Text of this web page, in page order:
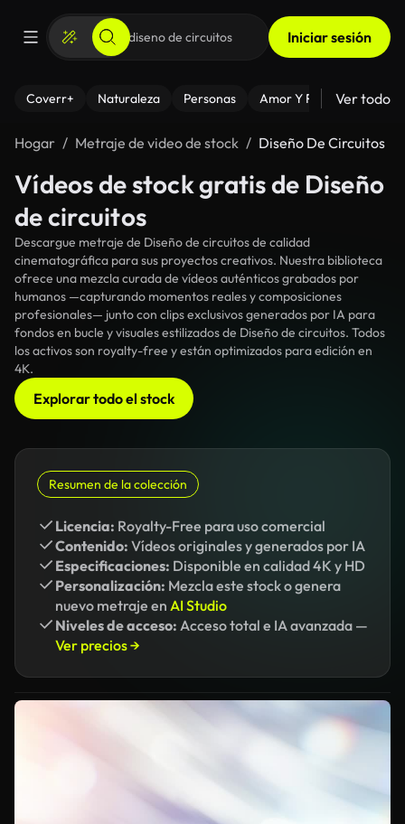
Iniciar sesión
Coverr+ Naturaleza Personas Amor Y Relaciones
Ver todo
Hogar Metraje de video de stock Diseño De Circuitos
Vídeos de stock gratis de Diseño
de circuitos
Descargue metraje de Diseño de circuitos de calidad
cinematográfica para sus proyectos creativos. Nuestra biblioteca
ofrece una mezcla curada de vídeos auténticos grabados por
humanos —capturando momentos reales y composiciones
profesionales— junto con clips exclusivos generados por IA para
fondos en bucle y visuales estilizados de Diseño de circuitos. Todos
los activos son royalty-free y están optimizados para edición en
4K.
Explorar todo el stock
Resumen de la colección
Licencia: Royalty-Free para uso comercial
Contenido: Vídeos originales y generados por IA
Especificaciones: Disponible en calidad 4K y HD
Personalización: Mezcla este stock o genera
nuevo metraje en AI Studio
Niveles de acceso: Acceso total e IA avanzada —
Ver precios →